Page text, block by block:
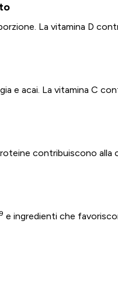
La vitamina D
e acai. La vitamina C
contribuiscono alla
9 e ingredienti che